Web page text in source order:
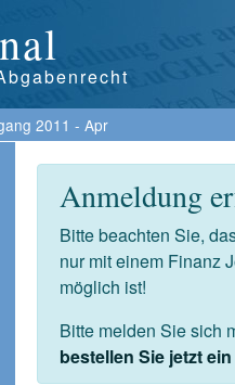
2011 - Apr
Anmeldung
Bitte beachten Sie,
nur mit einem Finanz
möglich ist!
Bitte melden Sie sich
bestellen Sie jetzt
Suche starten